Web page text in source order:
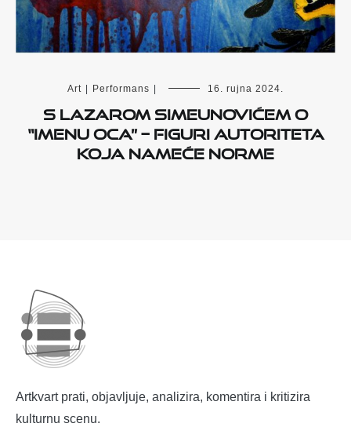
Art Performans 16. rujna 2024.
S Lazarom Simeunovićem o
“Imenu Oca” – figuri autoriteta
koja nameće norme
Artkvart prati, objavljuje, analizira, komentira i kritizira
kulturnu scenu.